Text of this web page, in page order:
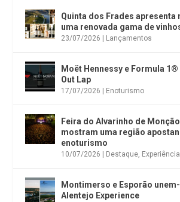
Quinta dos Frades apresenta
uma renovada gama de
23/07/2026 Lançamentos
Moët Hennessy e Formula
Out Lap
17/07/2026 Enoturismo
Feira do Alvarinho de
mostram uma região
enoturismo
10/07/2026 Destaque,
Montimerso e Esporão
Alentejo Experience